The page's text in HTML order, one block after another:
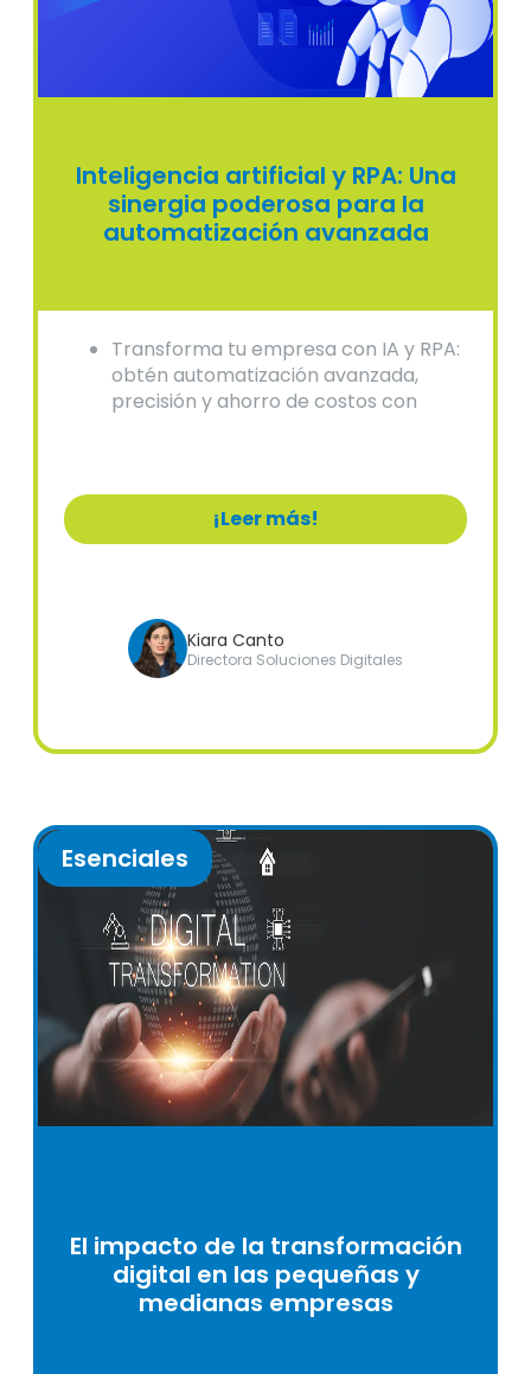
Inteligencia artificial y RPA: Una
sinergia poderosa para la
automatización avanzada
Transforma tu empresa con IA y RPA:
obtén automatización avanzada,
precisión y ahorro de costos con
¡Leer más!
Kiara Canto
Directora Soluciones Digitales
Esenciales
El impacto de la transformación
digital en las pequeñas y
medianas empresas